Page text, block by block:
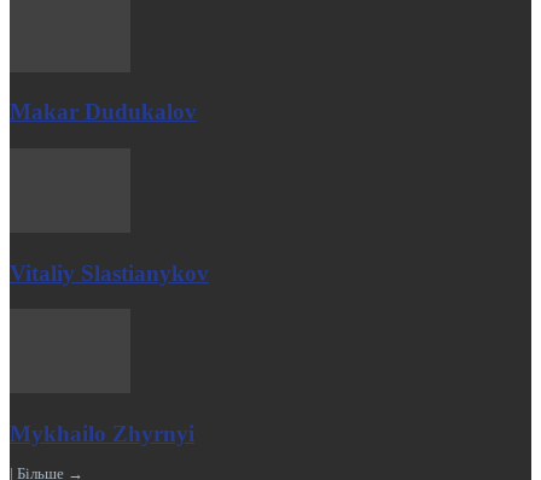
Makar Dudukalov
Vitaliy Slastianykov
Mykhailo Zhyrnyi
| Більше →